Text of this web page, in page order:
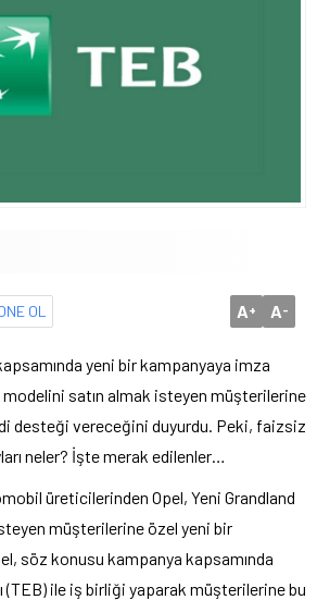
OL A+ A-
yeni bir kampanyaya imza
modelini satın almak isteyen müşterilerine
desteği vereceğini duyurdu. Peki, faizsiz
neler? İşte merak edilenler…
üreticilerinden Opel, Yeni Grandland
müşterilerine özel yeni bir
söz konusu kampanya kapsamında
(TEB) ile iş birliği yaparak müşterilerine bu